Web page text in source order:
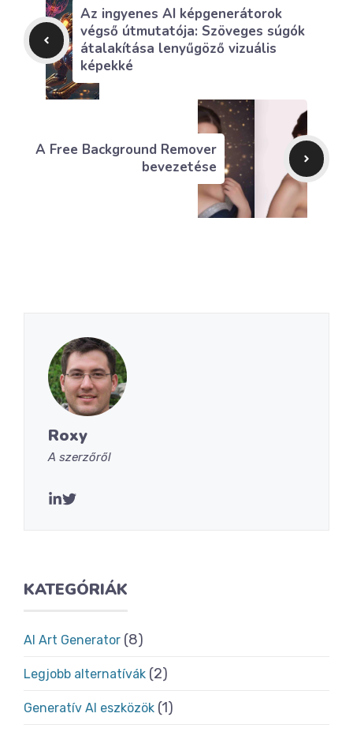
Az ingyenes AI képgenerátorok
végső útmutatója: Szöveges súgók
átalakítása lenyűgöző vizuális
képekké
A Free Background Remover
bevezetése
Roxy
A szerzőről
KATEGÓRIÁK
AI Art Generator (8)
Legjobb alternatívák (2)
Generatív AI eszközök (1)